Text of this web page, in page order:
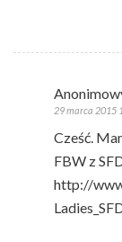
29 marca 2015
Cześć.
FBW z
http://